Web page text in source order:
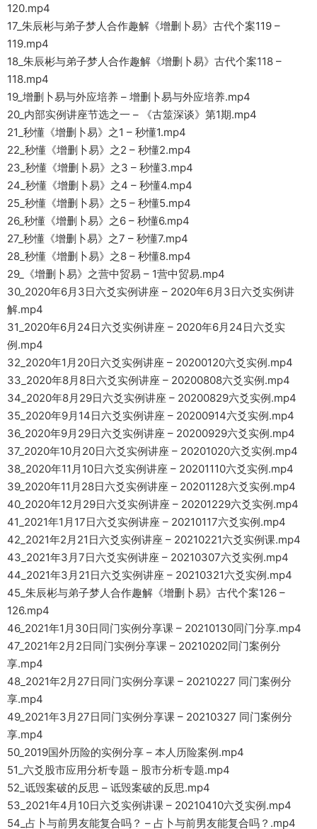
120.mp4
17_朱辰彬与弟子梦人合作趣解《增删卜易》古代个案119 –
119.mp4
18_朱辰彬与弟子梦人合作趣解《增删卜易》古代个案118 –
118.mp4
19_增删卜易与外应培养 – 增删卜易与外应培养.mp4
20_内部实例讲座节选之一 – 《古筮深谈》第1期.mp4
21_秒懂《增删卜易》之1 – 秒懂1.mp4
22_秒懂《增删卜易》之2 – 秒懂2.mp4
23_秒懂《增删卜易》之3 – 秒懂3.mp4
24_秒懂《增删卜易》之4 – 秒懂4.mp4
25_秒懂《增删卜易》之5 – 秒懂5.mp4
26_秒懂《增删卜易》之6 – 秒懂6.mp4
27_秒懂《增删卜易》之7 – 秒懂7.mp4
28_秒懂《增删卜易》之8 – 秒懂8.mp4
29_《增删卜易》之营中贸易 – 1营中贸易.mp4
30_2020年6月3日六爻实例讲座 – 2020年6月3日六爻实例讲
解.mp4
31_2020年6月24日六爻实例讲座 – 2020年6月24日六爻实
例.mp4
32_2020年1月20日六爻实例讲座 – 20200120六爻实例.mp4
33_2020年8月8日六爻实例讲座 – 20200808六爻实例.mp4
34_2020年8月29日六爻实例讲座 – 20200829六爻实例.mp4
35_2020年9月14日六爻实例讲座 – 20200914六爻实例.mp4
36_2020年9月29日六爻实例讲座 – 20200929六爻实例.mp4
37_2020年10月20日六爻实例讲座 – 20201020六爻实例.mp4
38_2020年11月10日六爻实例讲座 – 20201110六爻实例.mp4
39_2020年11月28日六爻实例讲座 – 20201128六爻实例.mp4
40_2020年12月29日六爻实例讲座 – 20201229六爻实例.mp4
41_2021年1月17日六爻实例讲座 – 20210117六爻实例.mp4
42_2021年2月21日六爻实例讲座 – 20210221六爻实例课.mp4
43_2021年3月7日六爻实例讲座 – 20210307六爻实例.mp4
44_2021年3月21日六爻实例讲座 – 20210321六爻实例.mp4
45_朱辰彬与弟子梦人合作趣解《增删卜易》古代个案126 –
126.mp4
46_2021年1月30日同门实例分享课 – 20210130同门分享.mp4
47_2021年2月2日同门实例分享课 – 20210202同门案例分
享.mp4
48_2021年2月27日同门实例分享课 – 20210227 同门案例分
享.mp4
49_2021年3月27日同门实例分享课 – 20210327 同门案例分
享.mp4
50_2019国外历险的实例分享 – 本人历险案例.mp4
51_六爻股市应用分析专题 – 股市分析专题.mp4
52_诋毁案破的反思 – 诋毁案破的反思.mp4
53_2021年4月10日六爻实例讲课 – 20210410六爻实例.mp4
54_占卜与前男友能复合吗？ – 占卜与前男友能复合吗？.mp4